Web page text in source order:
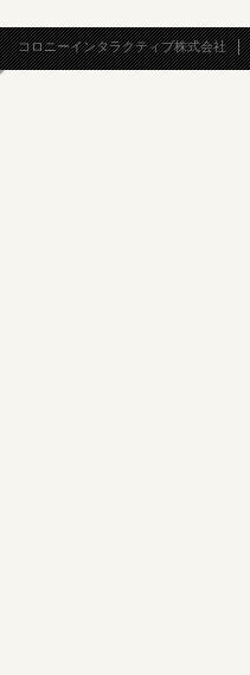
コロニーインタラクティブ株式会社